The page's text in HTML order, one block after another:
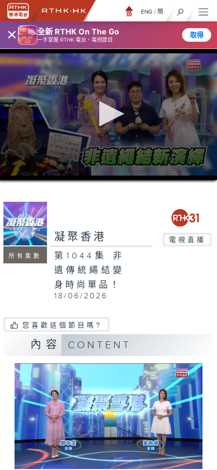
× 全新 RTHK On The Go
一手掌握 RTHK 電台、電視節目
取得
ENG / 簡
0
seconds
minutes,
7
seconds
所有集數
凝聚香港 電視直播
第1044集 非
遺傳統繩結變
身時尚單品！
18/06/2026
您喜歡這個節目嗎?
內容 CONTENT